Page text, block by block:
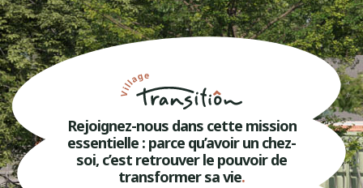
Rejoignez-nous dans cette mission
essentielle : parce qu’avoir un chez-
soi, c’est retrouver le pouvoir de
transformer sa vie.